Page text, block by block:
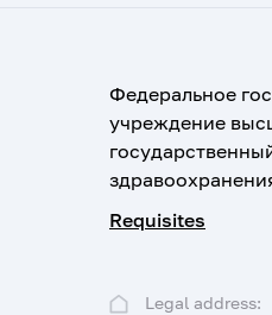
Федеральное
учреждение
Requisites
Legal address: